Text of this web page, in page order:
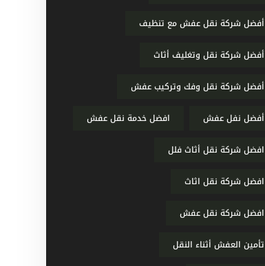
أفضل شركة نقل عفش مع تنظيف
أفضل شركة نقل وتغليف أثاث
أفضل شركة نقل وفك وتركيب عفش
أفضل نفل عفش افضل خدمة نقل عفش
افضل شركة نقل أثاث فلل
افضل شركة نقل اثاث
افضل شركة نقل عفش
تأمين العفش أثناء النقل